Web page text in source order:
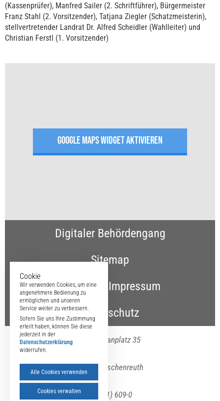
(Kassenprüfer), Manfred Sailer (2. Schriftführer), Bürgermeister
Franz Stahl (2. Vorsitzender), Tatjana Ziegler (Schatzmeisterin),
stellvertretender Landrat Dr. Alfred Scheidler (Wahlleiter) und
Christian Ferstl (1. Vorsitzender)
GOOGLE MAPS WIDGET AKTIVIEREN
Digitaler Behördengang
Sitemap
Kontakt & Impressum
Datenschutz
Maximilianplatz 35
95643 Tirschenreuth
(09631) 609-0
Cookie
Wir verwenden Cookies, um eine
angenehmere Bedienung zu
ermöglichen und unseren
Service weiter zu verbessern.
Sofern Sie uns Ihre Zustimmung
erteilt haben, können Sie diese
jederzeit in der
Datenschutzerklärung
widerrufen.
Alle Cookies verwenden
Cookies verwalten